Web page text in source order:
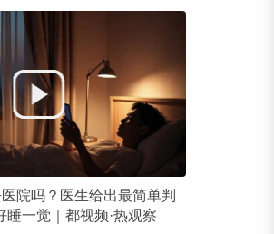
医院吗？医生给出最简单判
睡一觉｜都视频·热观察